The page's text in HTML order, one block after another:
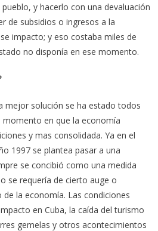
y hacerlo con una devaluación
de subsidios o ingresos a la
impacto; y eso costaba miles de
no disponía en ese momento.
mejor solución se ha estado todos
en que la economía
y mas consolidada. Ya en el
1997 se plantea pasar a una
se concibió como una medida
se requería de cierto auge o
la economía. Las condiciones
en Cuba, la caída del turismo
gemelas y otros acontecimientos